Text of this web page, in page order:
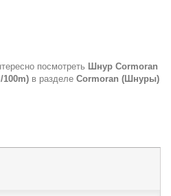
посмотреть Шнур Cormoran
100m) в разделе Cormoran (Шнуры)